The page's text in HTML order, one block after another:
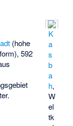
K
a
s
b
a
h,
W
el
tk
(hohe
592